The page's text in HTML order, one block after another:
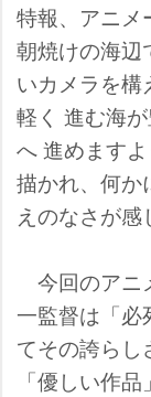
特報、アニメ
朝焼けの海辺
いカメラを構
軽く 進む海
へ 進めます
描かれ、何か
えのなさが感
今回のアニ
一監督は「必
てその誇らし
「優しい作